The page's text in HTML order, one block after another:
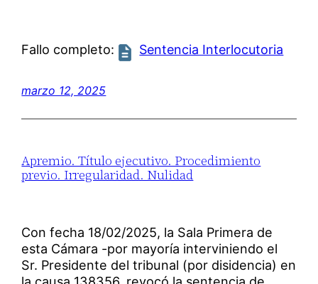
Fallo completo: Sentencia Interlocutoria
marzo 12, 2025
Apremio. Título ejecutivo. Procedimiento
previo. Irregularidad. Nulidad
Con fecha 18/02/2025, la Sala Primera de
esta Cámara -por mayoría interviniendo el
Sr. Presidente del tribunal (por disidencia) en
la causa 138356, revocó la sentencia de